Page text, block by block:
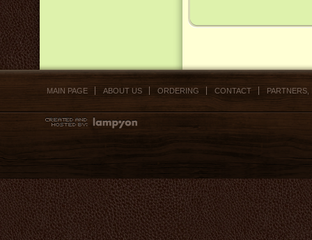
MAIN PAGE ABOUT US ORDERING CONTACT PARTNERS,